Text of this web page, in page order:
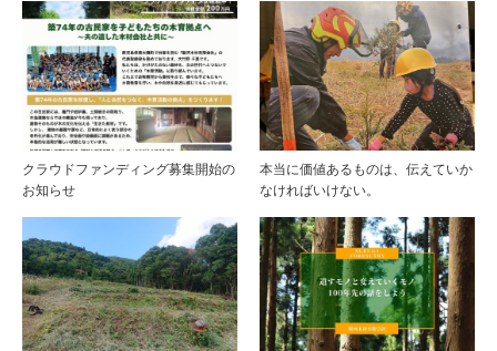
クラウドファンディング募集開始の
お知らせ
本当に価値あるものは、伝えていか
なければいけない。